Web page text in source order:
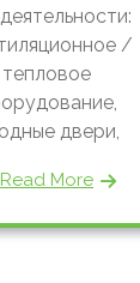
/
тепловое
двери,
Read More